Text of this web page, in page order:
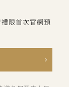
限首次官網預